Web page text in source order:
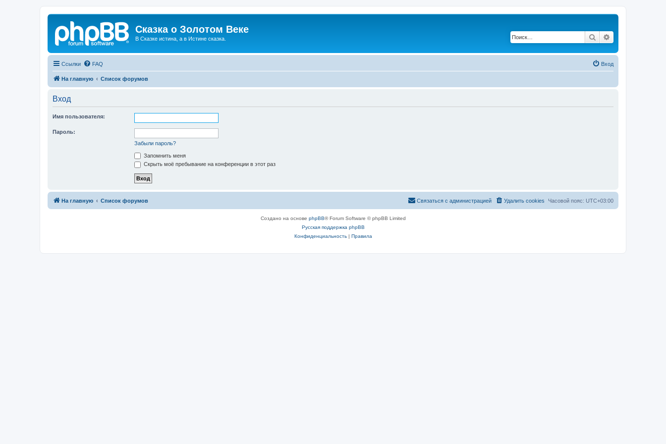
Сказка о Золотом Веке
В Сказке истина, а в Истине сказка. Поиск
Ссылки FAQ Вход
На главную Список форумов
Вход
Имя пользователя:
Пароль:
Забыли пароль?
Запомнить меня
Скрыть моё пребывание на конференции в этот раз
На главную Список форумов Часовой пояс: UTC+03:00
Удалить cookies
Связаться с администрацией
Создано на основе phpBB® Forum Software © phpBB Limited
Русская поддержка phpBB
Конфиденциальность| Правила